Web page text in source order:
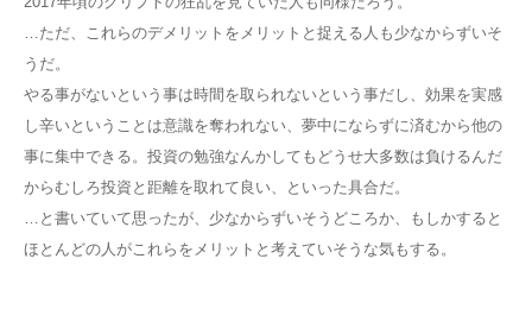
…ただ、これらのデメリットをメリットと捉える人も少なからずいそ
うだ。
やる事がないという事は時間を取られないという事だし、効果を実感
し辛いということは意識を奪われない、夢中にならずに済むから他の
事に集中できる。投資の勉強なんかしてもどうせ大多数は負けるんだ
からむしろ投資と距離を取れて良い、といった具合だ。
…と書いていて思ったが、少なからずいそうどころか、もしかすると
ほとんどの人がこれらをメリットと考えていそうな気もする。